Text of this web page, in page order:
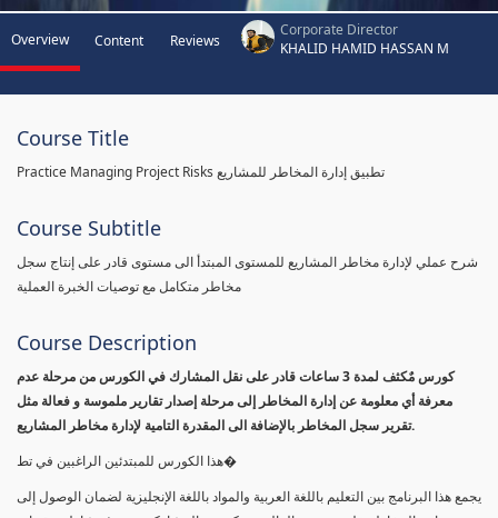
Overview Content Reviews
Corporate Director
KHALID HAMID HASSAN M
Course Title
Practice Managing Project Risks تطبيق إدارة المخاطر للمشاريع
Course Subtitle
شرح عملي لإدارة مخاطر المشاريع للمستوى المبتدأ الى مستوى قادر على إنتاج سجل
مخاطر متكامل مع توصيات الخبرة العملية
Course Description
كورس مٌكثف لمدة 3 ساعات قادر على نقل المشارك في الكورس من مرحلة عدم
معرفة أي معلومة عن إدارة المخاطر إلى مرحلة إصدار تقارير ملموسة و فعالة مثل
تقرير سجل المخاطر بالإضافة الى المقدرة التامية لإدارة مخاطر المشاريع.
هذا الكورس للمبتدئين الراغبين في تط�
يجمع هذا البرنامج بين التعليم باللغة العربية والمواد باللغة الإنجليزية لضمان الوصول إلى